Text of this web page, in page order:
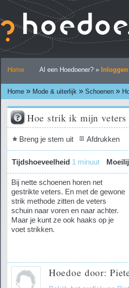
naar
inhoud.
Ga
naar
navigatie
Home Al een Hoedoener? » Inloggen
Home » Mode & uiterlijk » Schoenen »
Hoe strik ik mijn veters
Document
Breng je stem uit Afdrukken
Tijdshoeveelheid 1 minuut
Bij nette schoenen horen net
gestrikte veters. En met de gewone
strik methode zitten de veters
schuin naar voren en naar achter.
Maar je kunt ze ook haaks op je
voet strikken.
Hoedoe door: